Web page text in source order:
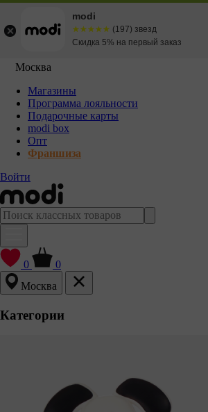
Москва
Магазины
Программа лояльности
Подарочные карты
modi box
Опт
Франшиза
Войти
0
0
Москва
Категории
modi
☆☆☆☆☆
★★★★★ (197) звезд
Скидка 5% на первый заказ